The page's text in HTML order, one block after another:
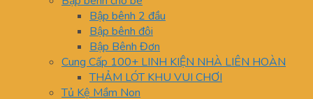
Bập bênh 2 đầu
Bập bênh đôi
Bập Bênh Đơn
Cung Cấp 100+ LINH KIỆN NHÀ LIÊN HOÀN
THẢM LÓT KHU VUI CHƠI
Tủ Kệ Mầm Non